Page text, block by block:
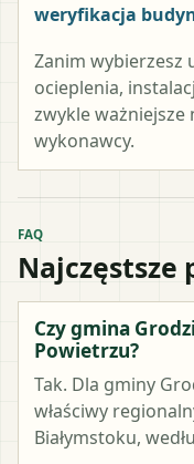
weryfikacja
Zanim wybierzesz
ocieplenia,
zwykle
wykonawcy.
FAQ
Najczęstsze
Czy gmina
Powietrzu?
Tak. Dla gminy
właściwy
Białymstoku,